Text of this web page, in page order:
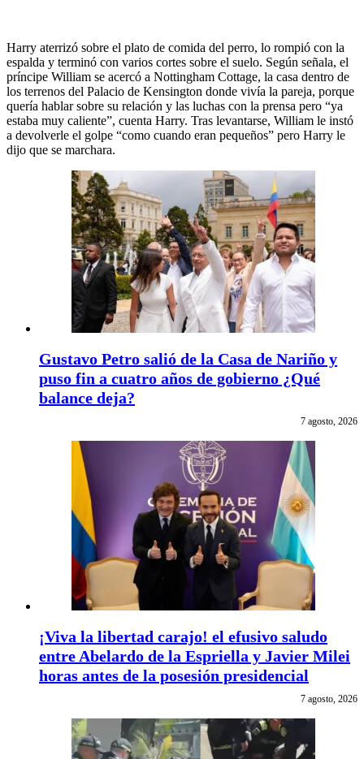
Harry aterrizó sobre el plato de comida del perro, lo rompió con la
espalda y terminó con varios cortes sobre el suelo. Según señala, el
príncipe William se acercó a Nottingham Cottage, la casa dentro de
los terrenos del Palacio de Kensington donde vivía la pareja, porque
quería hablar sobre su relación y las luchas con la prensa pero “ya
estaba muy caliente”, cuenta Harry. Tras levantarse, William le instó
a devolverle el golpe “como cuando eran pequeños” pero Harry le
dijo que se marchara.
Gustavo Petro salió de la Casa de Nariño y
puso fin a cuatro años de gobierno ¿Qué
balance deja?
7 agosto, 2026
¡Viva la libertad carajo! el efusivo saludo
entre Abelardo de la Espriella y Javier Milei
horas antes de la posesión presidencial
7 agosto, 2026